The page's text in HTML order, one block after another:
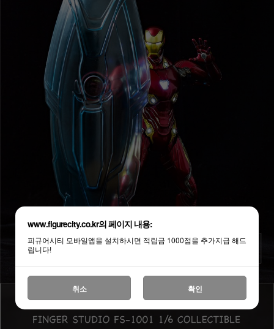
www.figurecity.co.kr의 페이지 내용:
피규어시티 모바일앱을 설치하시면 적립금 1000점을 추가지급 해드
립니다!
취소 확인